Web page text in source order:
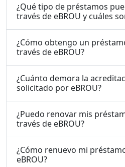
¿Qué tipo de préstamos
través de eBROU y cuáles
¿Cómo obtengo un
través de eBROU?
¿Cuánto demora la
solicitado por eBROU?
¿Puedo renovar mis
través de eBROU?
¿Cómo renuevo mi
eBROU?